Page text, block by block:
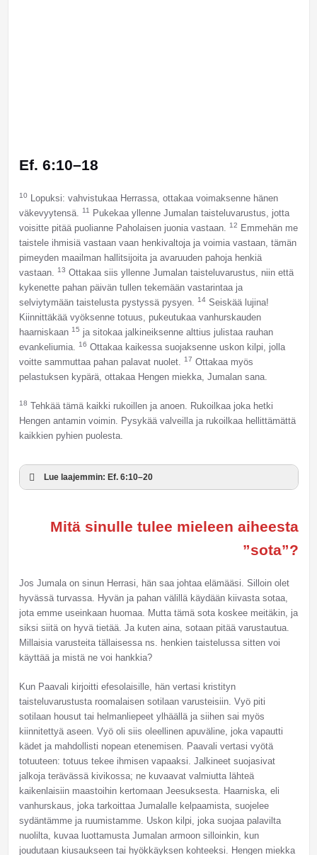
Ef. 6:10–18
10
Lopuksi: vahvistukaa Herrassa, ottakaa voimaksenne hänen
väkevyytensä. 11
Pukekaa yllenne Jumalan taisteluvarustus, jotta
voisitte pitää puolianne Paholaisen juonia vastaan. 12
Emmehän me
taistele ihmisiä vastaan vaan henkivaltoja ja voimia vastaan, tämän
pimeyden maailman hallitsijoita ja avaruuden pahoja henkiä
vastaan. 13 Ottakaa siis yllenne Jumalan taisteluvarustus, niin että
kykenette pahan päivän tullen tekemään vastarintaa ja
selviytymään taistelusta pystyssä pysyen. 14Seiskää lujina!
Kiinnittäkää vyöksenne totuus, pukeutukaa vanhurskauden
haarniskaan 15 ja sitokaa jalkineiksenne alttius julistaa rauhan
evankeliumia. 16 Ottakaa kaikessa suojaksenne uskon kilpi, jolla
voitte sammuttaa pahan palavat nuolet. 17 Ottakaa myös
pelastuksen kypärä, ottakaa Hengen miekka, Jumalan sana.
18 Tehkää tämä kaikki rukoillen ja anoen. Rukoilkaa joka hetki
Hengen antamin voimin. Pysykää valveilla ja rukoilkaa hellittämättä
kaikkien pyhien puolesta.
Lue laajemmin: Ef. 6:10–20
Mitä sinulle tulee mieleen aiheesta
”sota”?
Jos Jumala on sinun Herrasi, hän saa johtaa elämääsi. Silloin olet
hyvässä turvassa. Hyvän ja pahan välillä käydään kiivasta sotaa,
jota emme useinkaan huomaa. Mutta tämä sota koskee meitäkin, ja
siksi siitä on hyvä tietää. Ja kuten aina, sotaan pitää varustautua.
Millaisia varusteita tällaisessa ns. henkien taistelussa sitten voi
käyttää ja mistä ne voi hankkia?
Kun Paavali kirjoitti efesolaisille, hän vertasi kristityn
taisteluvarustusta roomalaisen sotilaan varusteisiin. Vyö piti
sotilaan housut tai helmanliepeet ylhäällä ja siihen sai myös
kiinnitettyä aseen. Vyö oli siis oleellinen apuväline, joka vapautti
kädet ja mahdollisti nopean etenemisen. Paavali vertasi vyötä
totuuteen: totuus tekee ihmisen vapaaksi. Jalkineet suojasivat
jalkoja terävässä kivikossa; ne kuvaavat valmiutta lähteä
kaikenlaisiin maastoihin kertomaan Jeesuksesta. Haarniska, eli
vanhurskaus, joka tarkoittaa Jumalalle kelpaamista, suojelee
sydäntämme ja ruumistamme. Uskon kilpi, joka suojaa palavilta
nuolilta, kuvaa luottamusta Jumalan armoon silloinkin, kun
joudutaan kiusaukseen tai hyökkäyksen kohteeksi. Hengen miekka